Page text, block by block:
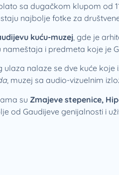
sa dugačkom klupom od
najbolje fotke za
kuću-muzej , gde je
i predmeta koje je
ulaza nalaze se dve kuće
, muzej sa audio-vizuelnim
su Zmajeve stepenice,
od Gaudijeve genijalnosti i